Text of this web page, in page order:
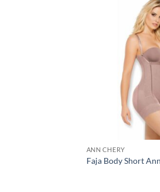
ANN CHERY
Faja Body Short